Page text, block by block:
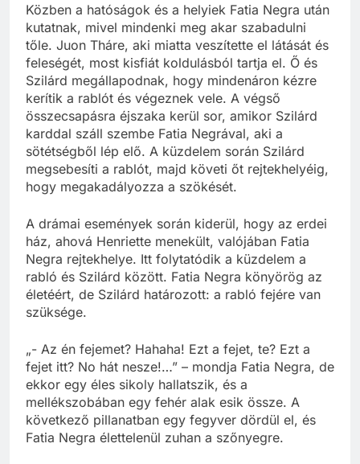
Közben a hatóságok és a helyiek Fatia Negra után
kutatnak, mivel mindenki meg akar szabadulni
tőle. Juon Tháre, aki miatta veszítette el látását és
feleségét, most kisfiát koldulásból tartja el. Ő és
Szilárd megállapodnak, hogy mindenáron kézre
kerítik a rablót és végeznek vele. A végső
összecsapásra éjszaka kerül sor, amikor Szilárd
karddal száll szembe Fatia Negrával, aki a
sötétségből lép elő. A küzdelem során Szilárd
megsebesíti a rablót, majd követi őt rejtekhelyéig,
hogy megakadályozza a szökését.
A drámai események során kiderül, hogy az erdei
ház, ahová Henriette menekült, valójában Fatia
Negra rejtekhelye. Itt folytatódik a küzdelem a
rabló és Szilárd között. Fatia Negra könyörög az
életéért, de Szilárd határozott: a rabló fejére van
szüksége.
„- Az én fejemet? Hahaha! Ezt a fejet, te? Ezt a
fejet itt? No hát nesze!…” – mondja Fatia Negra, de
ekkor egy éles sikoly hallatszik, és a
mellékszobában egy fehér alak esik össze. A
következő pillanatban egy fegyver dördül el, és
Fatia Negra élettelenül zuhan a szőnyegre.